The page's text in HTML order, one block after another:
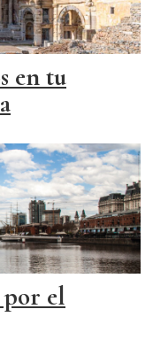
en tu
por el